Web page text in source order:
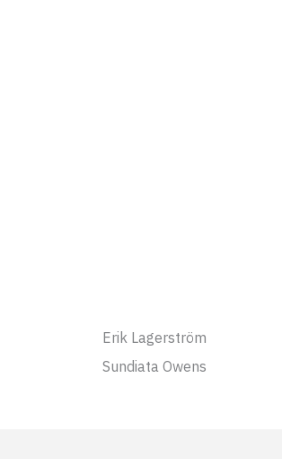
Erik Lagerström
Sundiata Owens